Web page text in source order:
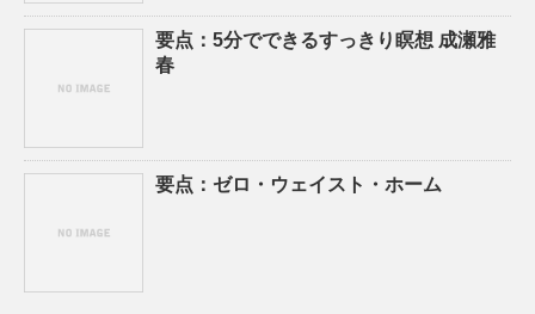
要点：5分でできるすっきり瞑想 成瀬雅
春
要点：ゼロ・ウェイスト・ホーム